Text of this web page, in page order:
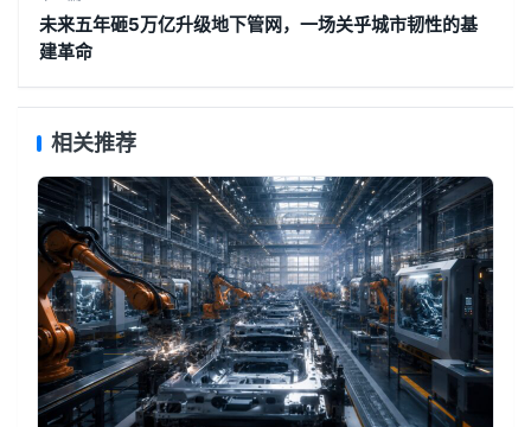
未来五年砸5万亿升级地下管网，一场关乎城市韧性的基
建革命
相关推荐